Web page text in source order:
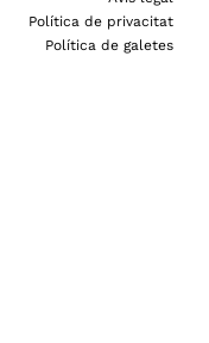
Política de privacitat
Política de galetes